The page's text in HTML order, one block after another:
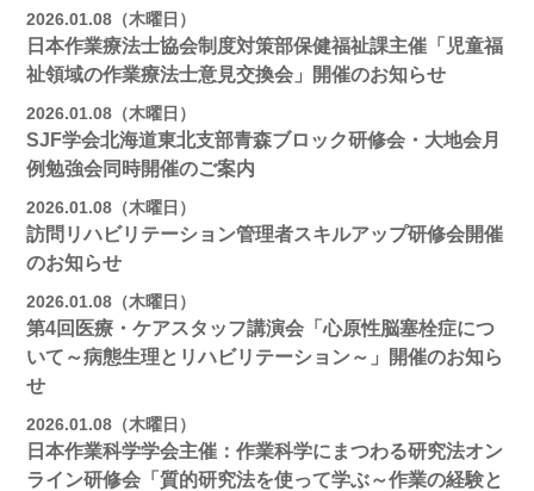
2026.01.08（木曜日）
日本作業療法士協会制度対策部保健福祉課主催「児童福
祉領域の作業療法士意見交換会」開催のお知らせ
2026.01.08（木曜日）
SJF学会北海道東北支部青森ブロック研修会・大地会月
例勉強会同時開催のご案内
2026.01.08（木曜日）
訪問リハビリテーション管理者スキルアップ研修会開催
のお知らせ
2026.01.08（木曜日）
第4回医療・ケアスタッフ講演会「心原性脳塞栓症につ
いて～病態生理とリハビリテーション～」開催のお知ら
せ
2026.01.08（木曜日）
日本作業科学学会主催：作業科学にまつわる研究法オン
ライン研修会「質的研究法を使って学ぶ～作業の経験と